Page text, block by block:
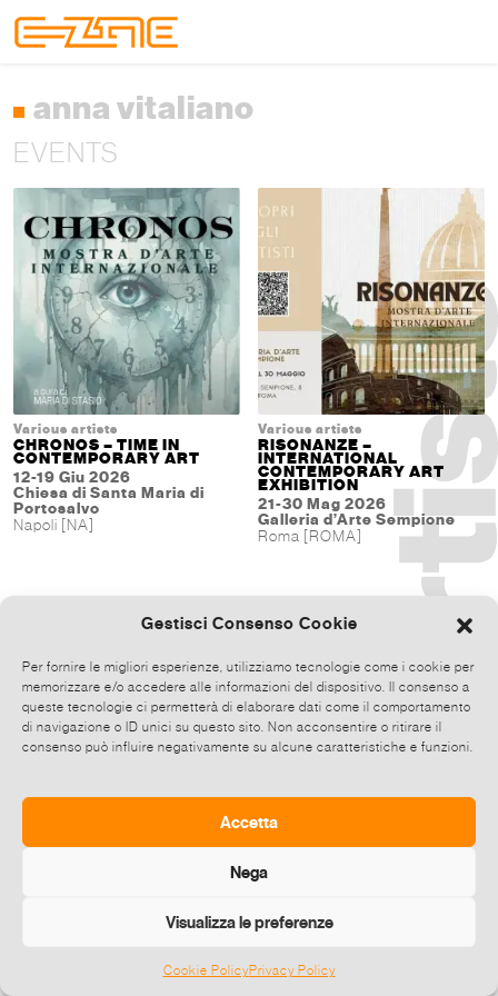
Gestisci Consenso Cookie
Per fornire le migliori esperienze, utilizziamo tecnologie come i cookie per
memorizzare e/o accedere alle informazioni del dispositivo. Il consenso a
queste tecnologie ci permetterà di elaborare dati come il comportamento
di navigazione o ID unici su questo sito. Non acconsentire o ritirare il
consenso può influire negativamente su alcune caratteristiche e funzioni.
Accetta
Nega
Visualizza le preferenze
Cookie PolicyPrivacy Policy
anna vitaliano
EVENTS
Various artists
CHRONOS – TIME IN
CONTEMPORARY ART
12-19 Giu 2026
Chiesa di Santa Maria di
Portosalvo
Napoli [NA]
Various artists
RISONANZE –
INTERNATIONAL
CONTEMPORARY ART
EXHIBITION
21-30 Mag 2026
Galleria d’Arte Sempione
Roma [ROMA]
©2026 E-zine